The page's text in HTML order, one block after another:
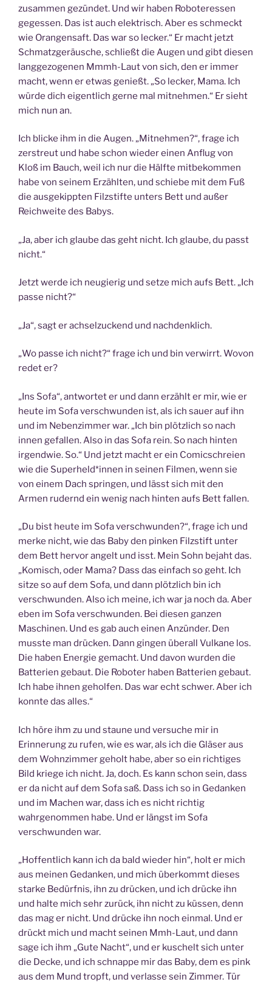
zusammen gezündet. Und wir haben Roboteressen
gegessen. Das ist auch elektrisch. Aber es schmeckt
wie Orangensaft. Das war so lecker.“ Er macht jetzt
Schmatzgeräusche, schließt die Augen und gibt diesen
langgezogenen Mmmh-Laut von sich, den er immer
macht, wenn er etwas genießt. „So lecker, Mama. Ich
würde dich eigentlich gerne mal mitnehmen.“ Er sieht
mich nun an.
Ich blicke ihm in die Augen. „Mitnehmen?“, frage ich
zerstreut und habe schon wieder einen Anflug von
Kloß im Bauch, weil ich nur die Hälfte mitbekommen
habe von seinem Erzählten, und schiebe mit dem Fuß
die ausgekippten Filzstifte unters Bett und außer
Reichweite des Babys.
„Ja, aber ich glaube das geht nicht. Ich glaube, du passt
nicht.“
Jetzt werde ich neugierig und setze mich aufs Bett. „Ich
passe nicht?“
„Ja“, sagt er achselzuckend und nachdenklich.
„Wo passe ich nicht?“ frage ich und bin verwirrt. Wovon
redet er?
„Ins Sofa“, antwortet er und dann erzählt er mir, wie er
heute im Sofa verschwunden ist, als ich sauer auf ihn
und im Nebenzimmer war. „Ich bin plötzlich so nach
innen gefallen. Also in das Sofa rein. So nach hinten
irgendwie. So.“ Und jetzt macht er ein Comicschreien
wie die Superheld*innen in seinen Filmen, wenn sie
von einem Dach springen, und lässt sich mit den
Armen rudernd ein wenig nach hinten aufs Bett fallen.
„Du bist heute im Sofa verschwunden?“, frage ich und
merke nicht, wie das Baby den pinken Filzstift unter
dem Bett hervor angelt und isst. Mein Sohn bejaht das.
„Komisch, oder Mama? Dass das einfach so geht. Ich
sitze so auf dem Sofa, und dann plötzlich bin ich
verschwunden. Also ich meine, ich war ja noch da. Aber
eben im Sofa verschwunden. Bei diesen ganzen
Maschinen. Und es gab auch einen Anzünder. Den
musste man drücken. Dann gingen überall Vulkane los.
Die haben Energie gemacht. Und davon wurden die
Batterien gebaut. Die Roboter haben Batterien gebaut.
Ich habe ihnen geholfen. Das war echt schwer. Aber ich
konnte das alles.“
Ich höre ihm zu und staune und versuche mir in
Erinnerung zu rufen, wie es war, als ich die Gläser aus
dem Wohnzimmer geholt habe, aber so ein richtiges
Bild kriege ich nicht. Ja, doch. Es kann schon sein, dass
er da nicht auf dem Sofa saß. Dass ich so in Gedanken
und im Machen war, dass ich es nicht richtig
wahrgenommen habe. Und er längst im Sofa
verschwunden war.
„Hoffentlich kann ich da bald wieder hin“, holt er mich
aus meinen Gedanken, und mich überkommt dieses
starke Bedürfnis, ihn zu drücken, und ich drücke ihn
und halte mich sehr zurück, ihn nicht zu küssen, denn
das mag er nicht. Und drücke ihn noch einmal. Und er
drückt mich und macht seinen Mmh-Laut, und dann
sage ich ihm „Gute Nacht“, und er kuschelt sich unter
die Decke, und ich schnappe mir das Baby, dem es pink
aus dem Mund tropft, und verlasse sein Zimmer. Tür